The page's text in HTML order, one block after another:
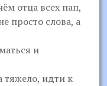
отца всех пап,
просто слова, а
и
тяжело, идти к